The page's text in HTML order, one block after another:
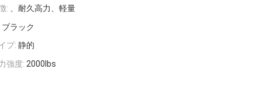
:
、耐久高力、軽量
ブラック
プ: 静的
強度: 2000lbs